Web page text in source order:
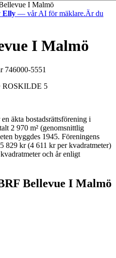
I Malmö
Elly — vår AI för mäklare.Är du
I Malmö
746000-5551
5
en äkta bostadsrättsförening i
2 970 m² (genomsnittlig
byggdes 1945. Föreningens
829 kr (4 611 kr per kvadratmeter)
och år enligt
Bellevue I Malmö